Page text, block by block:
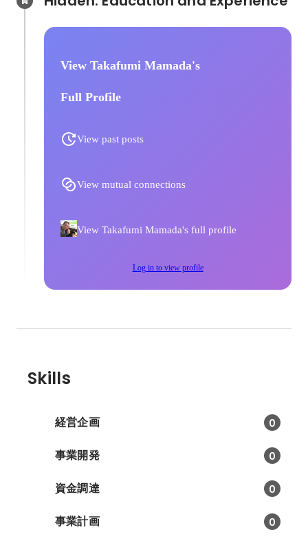
View Takafumi Mamada's
Full Profile
View past posts
View mutual connections
View Takafumi Mamada's full profile
Log in to view profile
Skills
経営企画 0
事業開発 0
資金調達 0
事業計画 0